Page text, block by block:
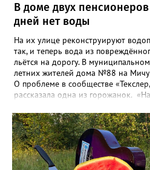
В доме двух пенсионеров
дней нет воды
На их улице реконструируют
так, и теперь вода из
льётся на дорогу. В
летних жителей дома №88 на
О проблеме в сообществе
рассказала одна из горожанок.
гл.инженера Шепелева А.Н. из
МУП ЗГО "Златоустовское
никакие работы по
проводиться не будут. Вот уже
воды!», - пишет возмущённая